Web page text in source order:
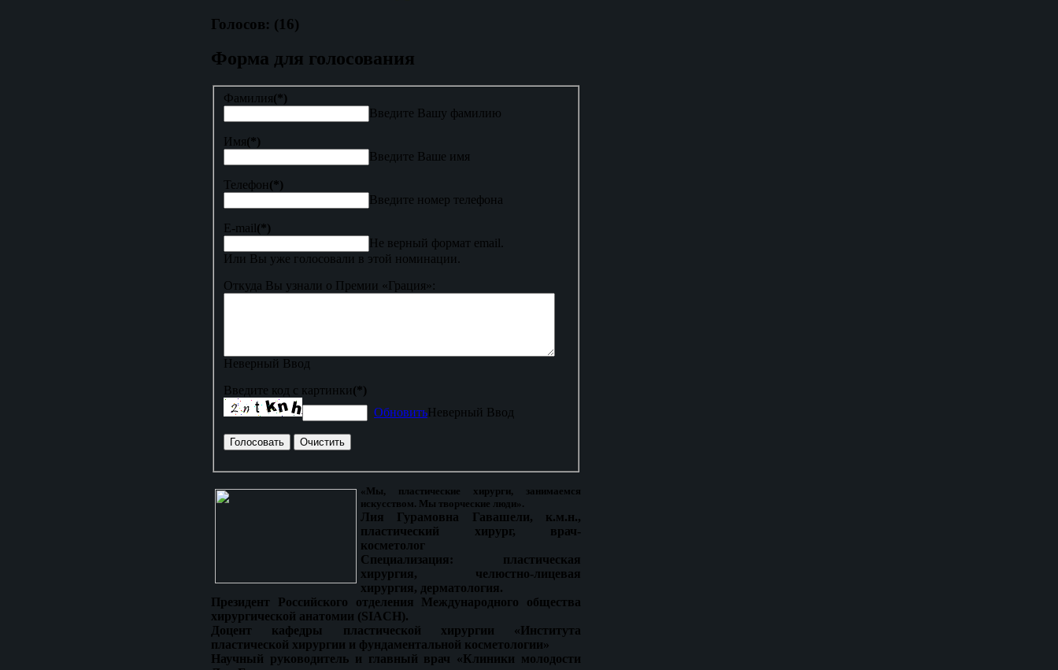
Голосов: (16)
Форма для голосования
Фамилия(*)
Введите Вашу фамилию
Имя(*)
Введите Ваше имя
Телефон(*)
Введите номер телефона
E-mail(*)
Не верный формат email.
Или Вы уже голосовали в этой номинации.
Откуда Вы узнали о Премии «Грация»:
Неверный Ввод
Введите код с картинки(*)
ОбновитьНеверный Ввод
«Мы, пластические хирурги, занимаемся
искусством. Мы творческие люди».
Лия Гурамовна Гавашели, к.м.н.,
пластический хирург, врач-
косметолог
Специализация: пластическая
хирургия, челюстно-лицевая
хирургия, дерматология.
Президент Российского отделения Международного общества
хирургической анатомии (SIACH).
Доцент кафедры пластической хирургии «Института
пластической хирургии и фундаментальной косметологии»
Научный руководитель и главный врач «Клиники молодости